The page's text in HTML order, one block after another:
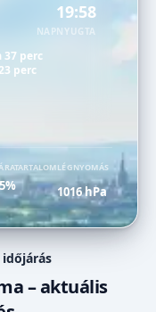
19:58
NAPNYUGTA
37 perc
perc
LÉGNYOMÁS
1016 hPa
– aktuális